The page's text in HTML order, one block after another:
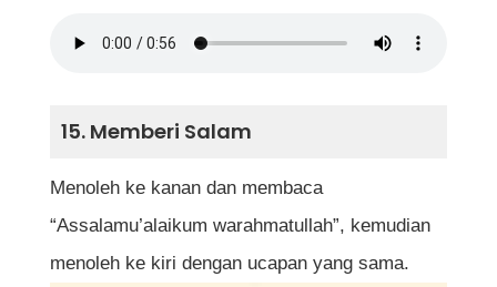
15. Memberi Salam
Menoleh ke kanan dan membaca
“Assalamu’alaikum warahmatullah”, kemudian
menoleh ke kiri dengan ucapan yang sama.